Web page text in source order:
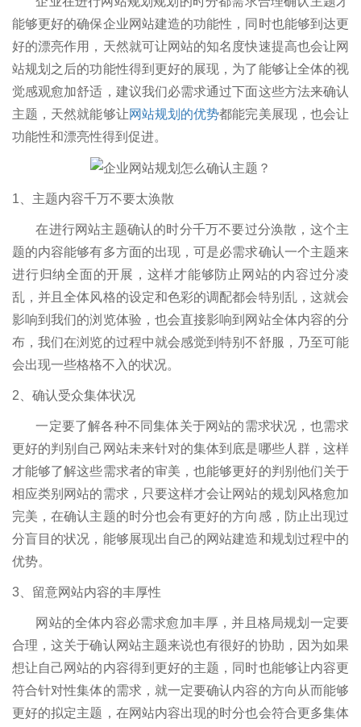
能够更好的确保企业网站建造的功能性，同时也能够到达更
好的漂亮作用，天然就可让网站的知名度快速提高也会让网
站规划之后的功能性得到更好的展现，为了能够让全体的视
觉感观愈加舒适，建议我们必需求通过下面这些方法来确认
主题，天然就能够让网站规划的优势都能完美展现，也会让
功能性和漂亮性得到促进。
1、主题内容千万不要太涣散
在进行网站主题确认的时分千万不要过分涣散，这个主
题的内容能够有多方面的出现，可是必需求确认一个主题来
进行归纳全面的开展，这样才能够防止网站的内容过分凌
乱，并且全体风格的设定和色彩的调配都会特别乱，这就会
影响到我们的浏览体验，也会直接影响到网站全体内容的分
布，我们在浏览的过程中就会感觉到特别不舒服，乃至可能
会出现一些格格不入的状况。
2、确认受众集体状况
一定要了解各种不同集体关于网站的需求状况，也需求
更好的判别自己网站未来针对的集体到底是哪些人群，这样
才能够了解这些需求者的审美，也能够更好的判别他们关于
相应类别网站的需求，只要这样才会让网站的规划风格愈加
完美，在确认主题的时分也会有更好的方向感，防止出现过
分盲目的状况，能够展现出自己的网站建造和规划过程中的
优势。
3、留意网站内容的丰厚性
网站的全体内容必需求愈加丰厚，并且格局规划一定要
合理，这关于确认网站主题来说也有很好的协助，因为如果
想让自己网站的内容得到更好的主题，同时也能够让内容更
符合针对性集体的需求，就一定要确认内容的方向从而能够
更好的拟定主题，在网站内容出现的时分也会符合更多集体